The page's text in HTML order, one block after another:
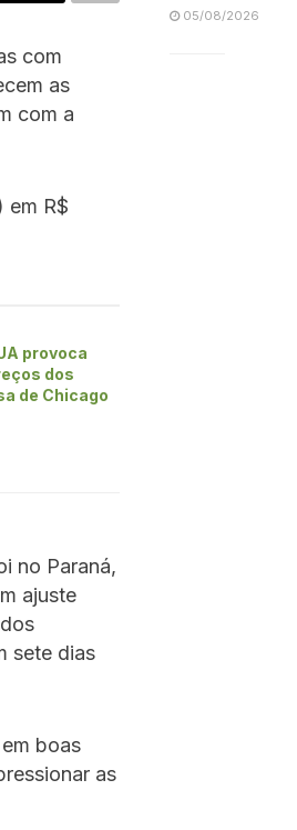
com
as
com a
em R$
provoca
dos
de Chicago
no Paraná,
ajuste
sete dias
boas
as
05/08/2026